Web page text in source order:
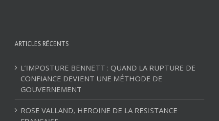
ARTICLES RÉCENTS
L’IMPOSTURE BENNETT : QUAND LA RUPTURE DE
CONFIANCE DEVIENT UNE MÉTHODE DE
GOUVERNEMENT
ROSE VALLAND, HEROÏNE DE LA RESISTANCE